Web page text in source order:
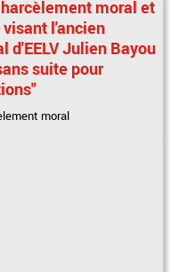
moral et
l'ancien
d'EELV Julien Bayou
suite pour
moral